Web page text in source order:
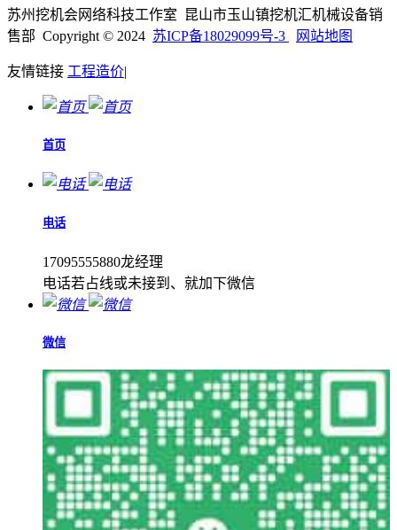
苏州挖机会网络科技工作室 昆山市玉山镇挖机汇机械设备销
售部 Copyright © 2024 苏ICP备18029099号-3 网站地图
友情链接 工程造价|
首页
电话
17095555880龙经理
电话若占线或未接到、就加下微信
微信